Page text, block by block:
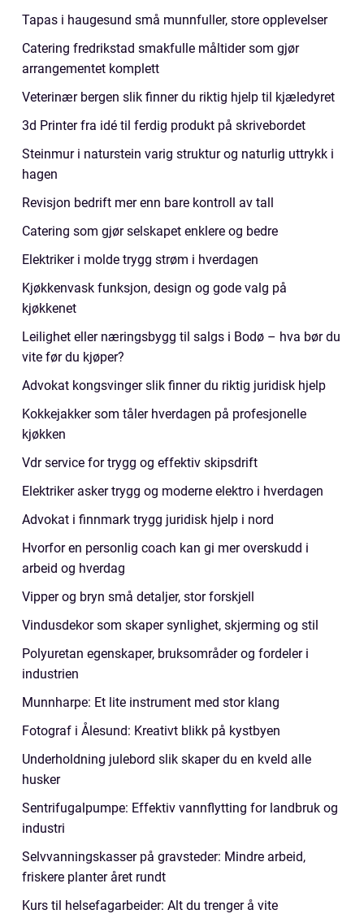
Tapas i haugesund små munnfuller, store opplevelser
Catering fredrikstad smakfulle måltider som gjør
arrangementet komplett
Veterinær bergen slik finner du riktig hjelp til kjæledyret
3d Printer fra idé til ferdig produkt på skrivebordet
Steinmur i naturstein varig struktur og naturlig uttrykk i
hagen
Revisjon bedrift mer enn bare kontroll av tall
Catering som gjør selskapet enklere og bedre
Elektriker i molde trygg strøm i hverdagen
Kjøkkenvask funksjon, design og gode valg på
kjøkkenet
Leilighet eller næringsbygg til salgs i Bodø – hva bør du
vite før du kjøper?
Advokat kongsvinger slik finner du riktig juridisk hjelp
Kokkejakker som tåler hverdagen på profesjonelle
kjøkken
Vdr service for trygg og effektiv skipsdrift
Elektriker asker trygg og moderne elektro i hverdagen
Advokat i finnmark trygg juridisk hjelp i nord
Hvorfor en personlig coach kan gi mer overskudd i
arbeid og hverdag
Vipper og bryn små detaljer, stor forskjell
Vindusdekor som skaper synlighet, skjerming og stil
Polyuretan egenskaper, bruksområder og fordeler i
industrien
Munnharpe: Et lite instrument med stor klang
Fotograf i Ålesund: Kreativt blikk på kystbyen
Underholdning julebord slik skaper du en kveld alle
husker
Sentrifugalpumpe: Effektiv vannflytting for landbruk og
industri
Selvvanningskasser på gravsteder: Mindre arbeid,
friskere planter året rundt
Kurs til helsefagarbeider: Alt du trenger å vite